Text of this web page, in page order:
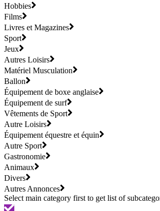
Hobbies
Films
Livres et Magazines
Sport
Jeux
Autres Loisirs
Matériel Musculation
Ballon
Équipement de boxe anglaise
Équipement de surf
Vêtements de Sport
Autre Loisirs
Équipement équestre et équin
Autre Sport
Gastronomie
Animaux
Divers
Autres Annonces